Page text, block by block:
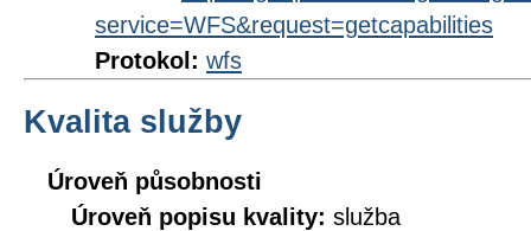
service=WFS&request=getcapabilities
Protokol: wfs
Kvalita služby
Úroveň působnosti
Úroveň popisu kvality: služba